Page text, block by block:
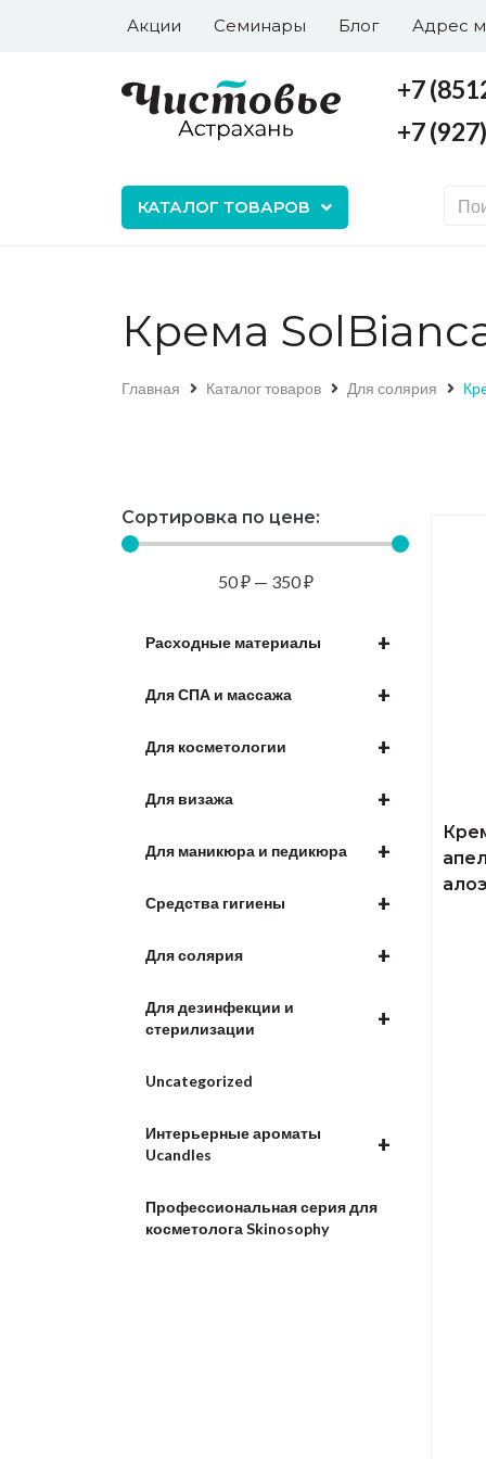
Акции Семинары Блог Адрес
+7
+7
КАТАЛОГ ТОВАРОВ
+7 (927) 577-6-577
Крема
Главная Каталог товаров Для солярия
Сортировка по цене:
50₽— 350₽
+
Расходные материалы
+
Для СПА и массажа
+
Для косметологии
+
Для визажа
+
Для маникюра и педикюра
+
Средства гигиены
+
Для солярия
+
Для дезинфекции и
стерилизации
Uncategorized
+
Интерьерные ароматы
Ucandles
Профессиональная серия для
косметолога Skinosophy